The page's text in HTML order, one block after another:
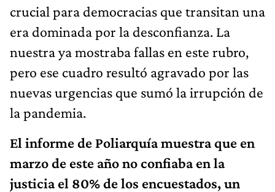
crucial para democracias que transitan una
era dominada por la desconfianza. La
nuestra ya mostraba fallas en este rubro,
pero ese cuadro resultó agravado por las
nuevas urgencias que sumó la irrupción de
la pandemia.
El informe de Poliarquía muestra que en
marzo de este año no confiaba en la
justicia el 80% de los encuestados, un